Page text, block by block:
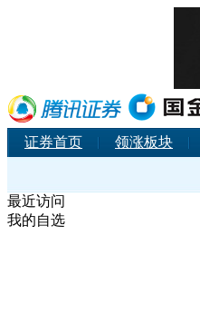
证券首页 领涨板块
最近访问
我的自选